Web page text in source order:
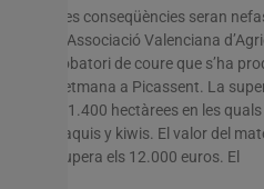
Les conseqüències seran
L’Associació Valenciana
robatori de coure que s’ha
setmana a Picassent. La
a 1.400 hectàrees en les
caquis y kiwis. El valor del
supera els 12.000 euros. El